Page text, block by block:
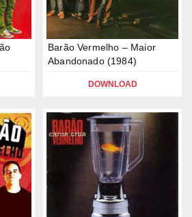
Barão Vermelho – Maior
Abandonado (1984)
DOWNLOAD